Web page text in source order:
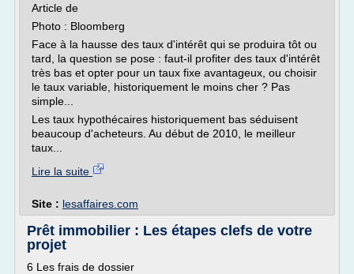
Article de
Photo : Bloomberg
Face à la hausse des taux d'intérêt qui se produira tôt ou
tard, la question se pose : faut-il profiter des taux d'intérêt
très bas et opter pour un taux fixe avantageux, ou choisir
le taux variable, historiquement le moins cher ? Pas
simple...
Les taux hypothécaires historiquement bas séduisent
beaucoup d'acheteurs. Au début de 2010, le meilleur
taux...
Lire la suite
Site : lesaffaires.com
Prêt immobilier : Les étapes clefs de votre
projet
6 Les frais de dossier